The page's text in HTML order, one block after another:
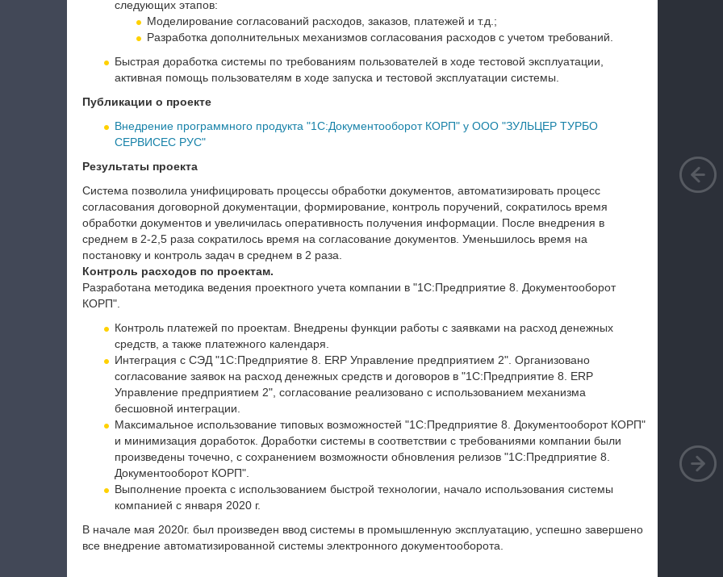
следующих этапов:
Моделирование согласований расходов, заказов, платежей и т.д.;
Разработка дополнительных механизмов согласования расходов с учетом требований.
Быстрая доработка системы по требованиям пользователей в ходе тестовой эксплуатации,
активная помощь пользователям в ходе запуска и тестовой эксплуатации системы.
Публикации о проекте
Внедрение программного продукта "1С:Документооборот КОРП" у ООО "ЗУЛЬЦЕР ТУРБО
СЕРВИСЕС РУС"
Результаты проекта
Система позволила унифицировать процессы обработки документов, автоматизировать процесс
согласования договорной документации, формирование, контроль поручений, сократилось время
обработки документов и увеличилась оперативность получения информации. После внедрения в
среднем в 2-2,5 раза сократилось время на согласование документов. Уменьшилось время на
постановку и контроль задач в среднем в 2 раза.
Контроль расходов по проектам.
Разработана методика ведения проектного учета компании в "1С:Предприятие 8. Документооборот
КОРП".
Контроль платежей по проектам. Внедрены функции работы с заявками на расход денежных
средств, а также платежного календаря.
Интеграция с СЭД "1С:Предприятие 8. ERP Управление предприятием 2". Организовано
согласование заявок на расход денежных средств и договоров в "1С:Предприятие 8. ERP
Управление предприятием 2", согласование реализовано с использованием механизма
бесшовной интеграции.
Максимальное использование типовых возможностей "1С:Предприятие 8. Документооборот КОРП"
и минимизация доработок. Доработки системы в соответствии с требованиями компании были
произведены точечно, с сохранением возможности обновления релизов "1С:Предприятие 8.
Документооборот КОРП".
Выполнение проекта с использованием быстрой технологии, начало использования системы
компанией с января 2020 г.
В начале мая 2020г. был произведен ввод системы в промышленную эксплуатацию, успешно завершено
все внедрение автоматизированной системы электронного документооборота.